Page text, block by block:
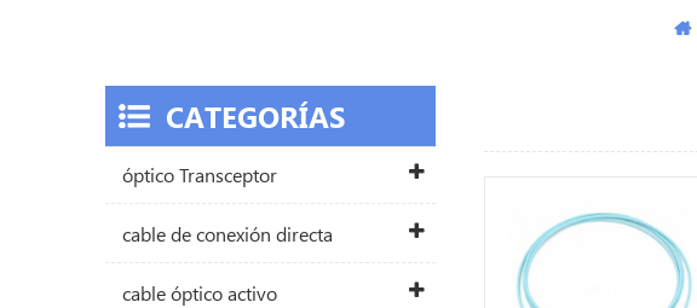
CATEGORÍAS
óptico Transceptor
cable de conexión directa
cable óptico activo